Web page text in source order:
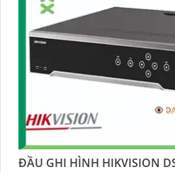
ĐẦU GHI HÌNH HIKVISION